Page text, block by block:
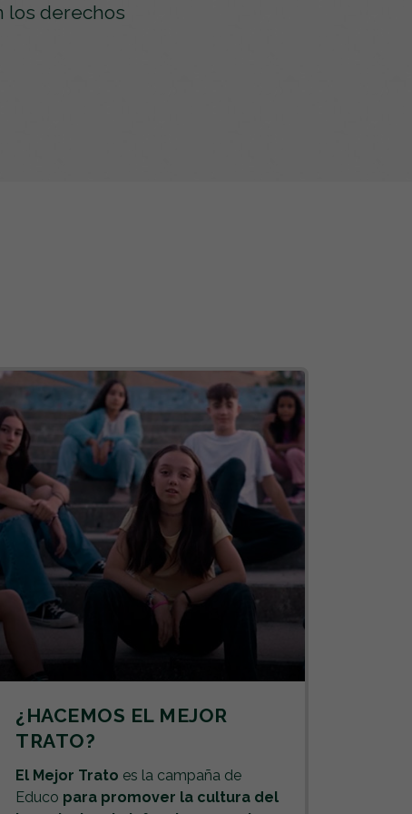
los derechos
¿HACEMOS EL MEJOR
TRATO?
El Mejor Trato es la campaña de
Educo para promover la cultura del